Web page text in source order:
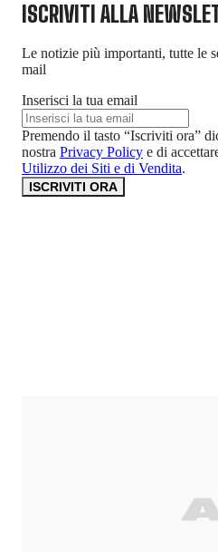
ISCRIVITI ALLA
Le notizie più importanti, tutte le
mail
Inserisci la tua email
Premendo il tasto “Iscriviti ora”
nostra Privacy Policy e di
Utilizzo dei Siti e di Vendita.
ISCRIVITI ORA